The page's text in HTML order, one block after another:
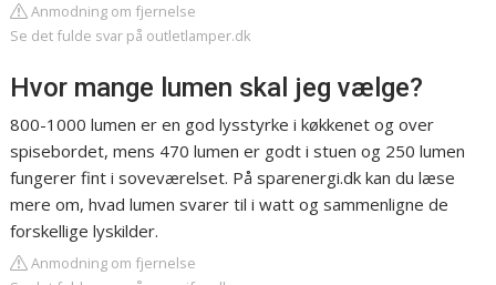
Anmodning om fjernelse
Se det fulde svar på outletlamper.dk
Hvor mange lumen skal jeg vælge?
800-1000 lumen er en god lysstyrke i køkkenet og over
spisebordet, mens 470 lumen er godt i stuen og 250 lumen
fungerer fint i soveværelset. På sparenergi.dk kan du læse
mere om, hvad lumen svarer til i watt og sammenligne de
forskellige lyskilder.
Anmodning om fjernelse